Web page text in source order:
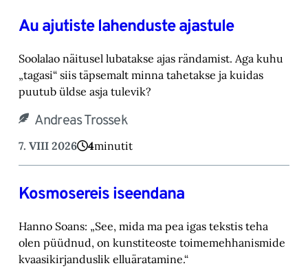
Au ajutiste lahenduste ajastule
Soolalao näitusel lubatakse ajas rändamist. Aga kuhu
„tagasi“ siis täpsemalt minna tahetakse ‎ja kuidas
puutub üldse asja tulevik?‎
Andreas Trossek
7. VIII 2026 4minutit
Kosmosereis iseendana
Hanno Soans: „See, mida ma pea igas tekstis teha
olen püüdnud, on kunstiteoste toimemehhanismide
kvaasikirjanduslik elluäratamine.“